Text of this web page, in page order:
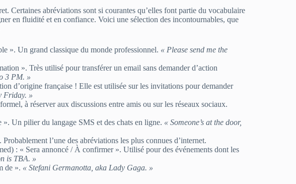
Certaines abréviations sont si courantes qu’elles font partie du vocabulaire
en fluidité et en confiance. Voici une sélection des incontournables, que
». Un grand classique du monde professionnel. « Please send me the
». Très utilisé pour transférer un email sans demander d’action
3 PM. »
d’origine française ! Elle est utilisée sur les invitations pour demander
Friday. »
à réserver aux discussions entre amis ou sur les réseaux sociaux.
Un pilier du langage SMS et des chats en ligne. « Someone’s at the door,
l’une des abréviations les plus connues d’internet.
: « Sera annoncé / À confirmer ». Utilisé pour des événements dont les
is TBA. »
de ». « Stefani Germanotta, aka Lady Gaga. »